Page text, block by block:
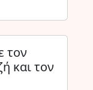
τον
και τον